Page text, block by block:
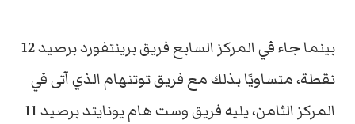
بينما جاء في المركز السابع فريق برينتفورد برصيد 12
نقطة، متساويًا بذلك مع فريق توتنهام الذي آتى في
المركز الثامن، يليه فريق وست هام يونايتد برصيد 11